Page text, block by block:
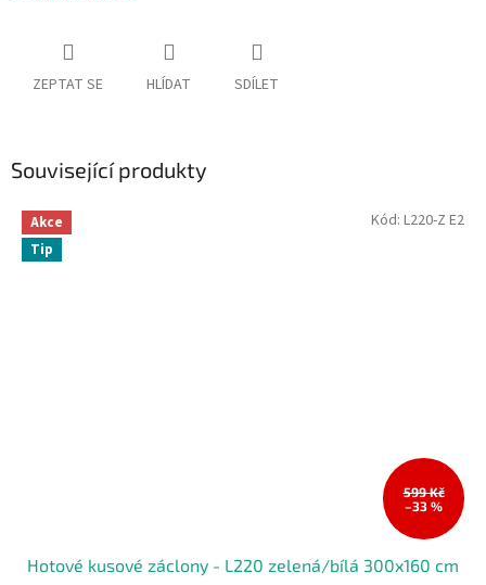
ZEPTAT SE HLÍDAT SDÍLET
Související produkty
Akce
Tip
599 Kč
–33 %
Hotové kusové záclony - L220 zelená/bílá 300x160 cm
Kód: L220-Z E2